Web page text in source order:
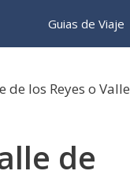
Guias de Viaje
los Reyes o Valle
de